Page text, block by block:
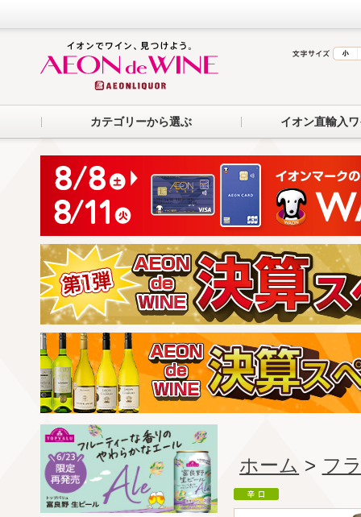
カテゴリーから選ぶ イオン直輸入
ホーム > フ